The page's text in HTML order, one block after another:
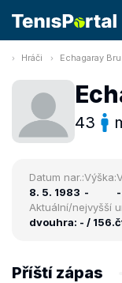
Hráči Echagaray
43
Datum nar.:
8. 5. 1983
Výška:
-
-
Aktuální/nejvyšší
dvouhra: - / 156.
Příští zápas